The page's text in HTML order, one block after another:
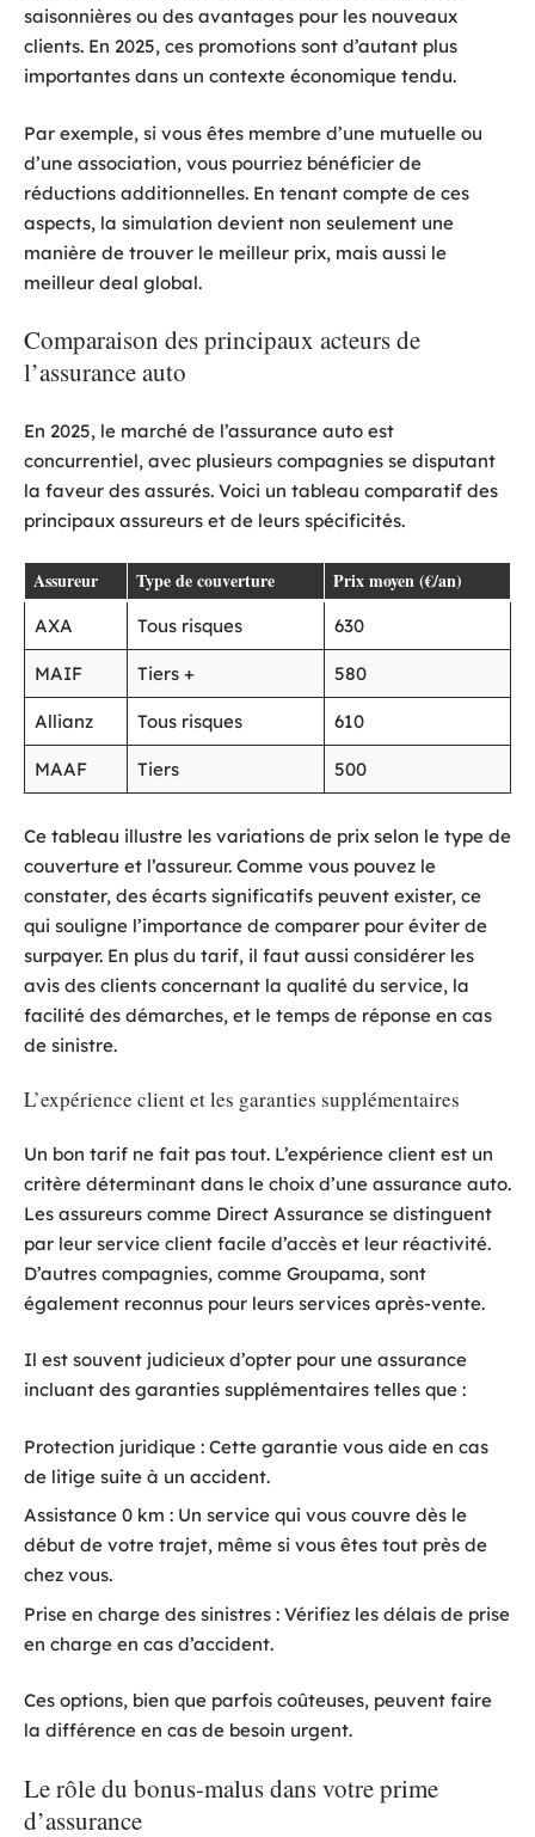
saisonnières ou des avantages pour les nouveaux
clients. En 2025, ces promotions sont d’autant plus
importantes dans un contexte économique tendu.
Par exemple, si vous êtes membre d’une mutuelle ou
d’une association, vous pourriez bénéficier de
réductions additionnelles. En tenant compte de ces
aspects, la simulation devient non seulement une
manière de trouver le meilleur prix, mais aussi le
meilleur deal global.
Comparaison des principaux acteurs de
l’assurance auto
En 2025, le marché de l’assurance auto est
concurrentiel, avec plusieurs compagnies se disputant
la faveur des assurés. Voici un tableau comparatif des
principaux assureurs et de leurs spécificités.
Assureur Type de couverture Prix moyen (€/an)
AXA Tous risques 630
MAIF Tiers + 580
Allianz Tous risques 610
MAAF Tiers 500
Ce tableau illustre les variations de prix selon le type de
couverture et l’assureur. Comme vous pouvez le
constater, des écarts significatifs peuvent exister, ce
qui souligne l’importance de comparer pour éviter de
surpayer. En plus du tarif, il faut aussi considérer les
avis des clients concernant la qualité du service, la
facilité des démarches, et le temps de réponse en cas
de sinistre.
L’expérience client et les garanties supplémentaires
Un bon tarif ne fait pas tout. L’expérience client est un
critère déterminant dans le choix d’une assurance auto.
Les assureurs comme Direct Assurance se distinguent
par leur service client facile d’accès et leur réactivité.
D’autres compagnies, comme Groupama, sont
également reconnus pour leurs services après-vente.
Il est souvent judicieux d’opter pour une assurance
incluant des garanties supplémentaires telles que :
Protection juridique : Cette garantie vous aide en cas
de litige suite à un accident.
Assistance 0 km : Un service qui vous couvre dès le
début de votre trajet, même si vous êtes tout près de
chez vous.
Prise en charge des sinistres : Vérifiez les délais de prise
en charge en cas d’accident.
Ces options, bien que parfois coûteuses, peuvent faire
la différence en cas de besoin urgent.
Le rôle du bonus-malus dans votre prime
d’assurance